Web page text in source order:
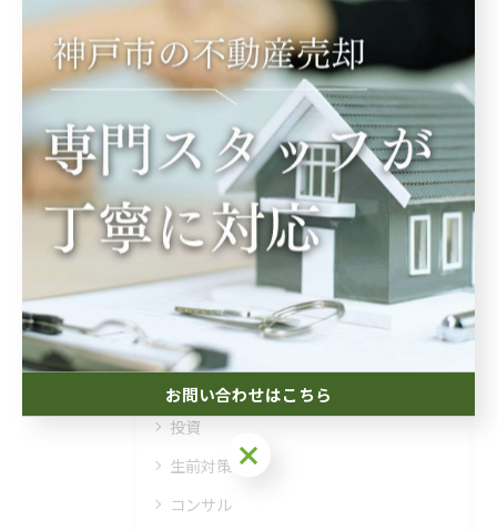
関連タグ
#家族信託 #相続 #遺産分割
カテゴリー Categories
全てのカテゴリー
相続
空き家
投資
生前対策
コンサル
お問い合わせはこちら
お問い合わせはこちら